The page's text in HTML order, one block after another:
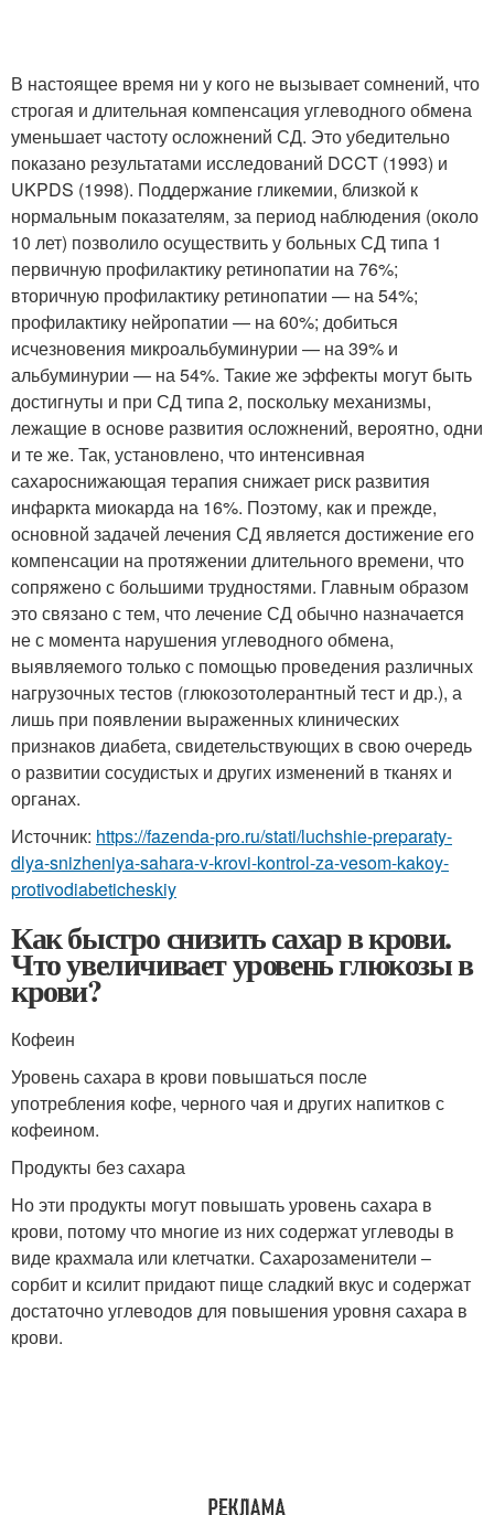
В настоящее время ни у кого не вызывает сомнений, что
строгая и длительная компенсация углеводного обмена
уменьшает частоту осложнений СД. Это убедительно
показано результатами исследований DCCT (1993) и
UKPDS (1998). Поддержание гликемии, близкой к
нормальным показателям, за период наблюдения (около
10 лет) позволило осуществить у больных СД типа 1
первичную профилактику ретинопатии на 76%;
вторичную профилактику ретинопатии — на 54%;
профилактику нейропатии — на 60%; добиться
исчезновения микроальбуминурии — на 39% и
альбуминурии — на 54%. Такие же эффекты могут быть
достигнуты и при СД типа 2, поскольку механизмы,
лежащие в основе развития осложнений, вероятно, одни
и те же. Так, установлено, что интенсивная
сахароснижающая терапия снижает риск развития
инфаркта миокарда на 16%. Поэтому, как и прежде,
основной задачей лечения СД является достижение его
компенсации на протяжении длительного времени, что
сопряжено с большими трудностями. Главным образом
это связано с тем, что лечение СД обычно назначается
не с момента нарушения углеводного обмена,
выявляемого только с помощью проведения различных
нагрузочных тестов (глюкозотолерантный тест и др.), а
лишь при появлении выраженных клинических
признаков диабета, свидетельствующих в свою очередь
о развитии сосудистых и других изменений в тканях и
органах.
Источник: https://fazenda-pro.ru/stati/luchshie-preparaty-
dlya-snizheniya-sahara-v-krovi-kontrol-za-vesom-kakoy-
protivodiabeticheskiy
Как быстро снизить сахар в крови.
Что увеличивает уровень глюкозы в
крови?
Кофеин
Уровень сахара в крови повышаться после
употребления кофе, черного чая и других напитков с
кофеином.
Продукты без сахара
Но эти продукты могут повышать уровень сахара в
крови, потому что многие из них содержат углеводы в
виде крахмала или клетчатки. Сахарозаменители –
сорбит и ксилит придают пище сладкий вкус и содержат
достаточно углеводов для повышения уровня сахара в
крови.